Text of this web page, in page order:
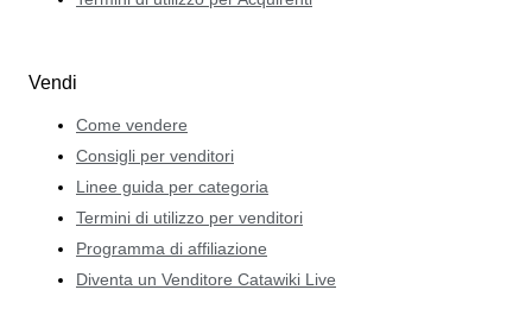
Vendi
Come vendere
Consigli per venditori
Linee guida per categoria
Termini di utilizzo per venditori
Programma di affiliazione
Diventa un Venditore Catawiki Live